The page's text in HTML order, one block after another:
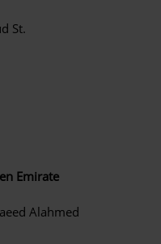
St.
Emirate
Alahmed